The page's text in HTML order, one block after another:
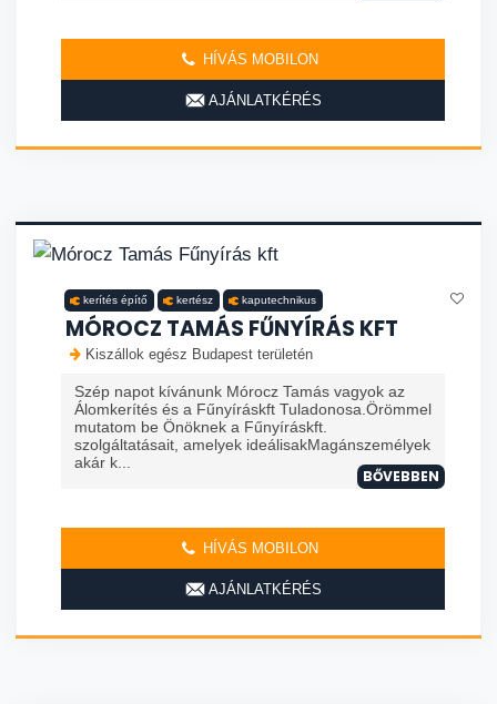
HÍVÁS MOBILON
AJÁNLATKÉRÉS
kerítés építő kertész kaputechnikus
MÓROCZ TAMÁS FŰNYÍRÁS KFT
Kiszállok egész Budapest területén
Szép napot kívánunk Mórocz Tamás vagyok az
Álomkerítés és a Fűnyíráskft Tuladonosa.Örömmel
mutatom be Önöknek a Fűnyíráskft.
szolgáltatásait, amelyek ideálisakMagánszemélyek
akár k...
BŐVEBBEN
HÍVÁS MOBILON
AJÁNLATKÉRÉS